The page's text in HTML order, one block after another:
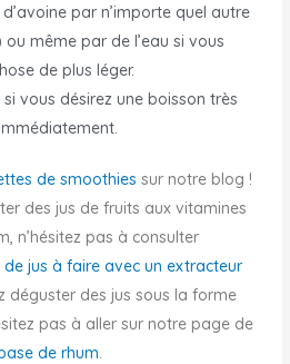
par n’importe quel autre
même par de l’eau si vous
de plus léger.
vous désirez une boisson très
de smoothies sur notre blog !
des jus de fruits aux vitamines
n’hésitez pas à consulter
de jus à faire avec un extracteur
déguster des jus sous la forme
pas à aller sur notre page de
de rhum.